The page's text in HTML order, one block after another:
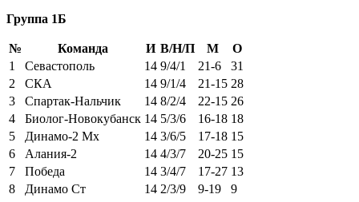
Группа 1Б
№ Команда И В/Н/П М
О
1
Севастополь 14 9/4/1 21-6
31
2
СКА 14 9/1/4 21-15 28
3
Спартак-Нальчик 14 8/2/4 22-15 26
4
Биолог-Новокубанск 14 5/3/6 16-18 18
5
Динамо-2 Мх 14 3/6/5 17-18 15
6
Алания-2 14 4/3/7 20-25 15
7
Победа 14 3/4/7 17-27 13
8
Динамо Ст 14 2/3/9 9-19 9